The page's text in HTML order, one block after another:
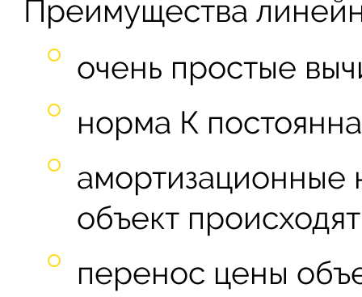
Преимущества
очень простые
норма К
амортизационные
объект
перенос цены